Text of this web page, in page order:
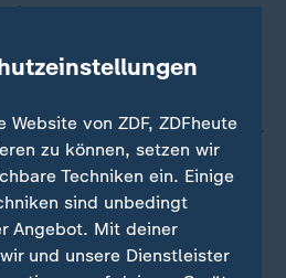
auch eine stärkere
von
dem Haushalt kommen solle.
gewesen, aber
gefunden."
Reform gegen
von ZDF, ZDFheute
zu können, setzen wir
Techniken ein. Einige
sind unbedingt
Angebot. Mit deiner
und unsere Dienstleister